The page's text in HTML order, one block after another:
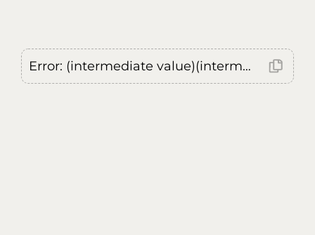
Error: (intermediate value)(intermediate value)(intermediate value).replaceAll is not a function